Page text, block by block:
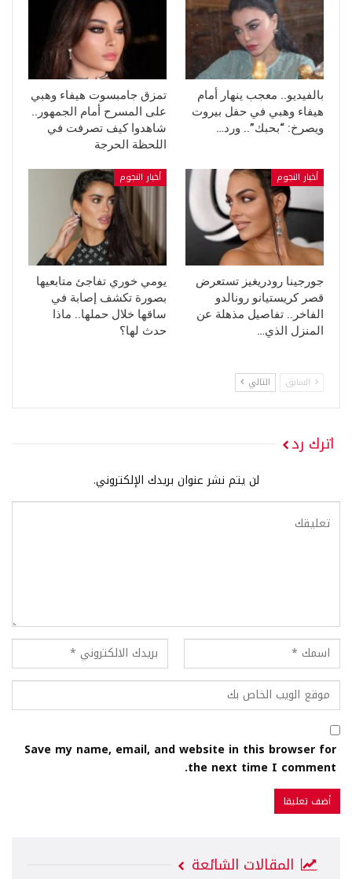
بالفيديو.. معجب ينهار أمام
هيفاء وهبي في حفل بيروت
ويصرخ: “بحبك”.. ورد…
تمزق جامبسوت هيفاء وهبي
على المسرح أمام الجمهور..
شاهدوا كيف تصرفت في
اللحظة الحرجة
أخبار النجوم
جورجينا رودريغيز تستعرض
قصر كريستيانو رونالدو
الفاخر.. تفاصيل مذهلة عن
المنزل الذي…
أخبار النجوم
يومي خوري تفاجئ متابعيها
بصورة تكشف إصابة في
ساقها خلال حملها.. ماذا
حدث لها؟
السابق التالي
اترك رد
لن يتم نشر عنوان بريدك الإلكتروني.
Save my name, email, and website in this browser for
the next time I comment.
المقالات الشائعة